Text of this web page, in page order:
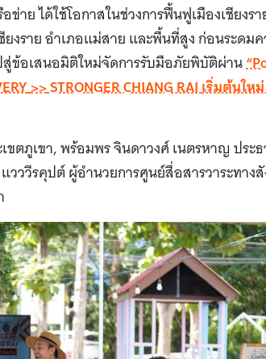
ข่าย ได้ใช้โอกาสในช่วงการฟื้นฟูเมืองเชียงร
งราย อำเภอแม่สาย และพื้นที่สูง ก่อนระดม
สู่ข้อเสนอมิติใหม่จัดการรับมือภัยพิบัติผ่าน
>>STRONGER CHIANG RAIเริ่มต้นให
ภูเขา, พร้อมพร จินดาวงศ์ เนตรหาญ ประธ
ววีรคุปต์ ผู้อำนวยการศูนย์สื่อสารวาระทาง